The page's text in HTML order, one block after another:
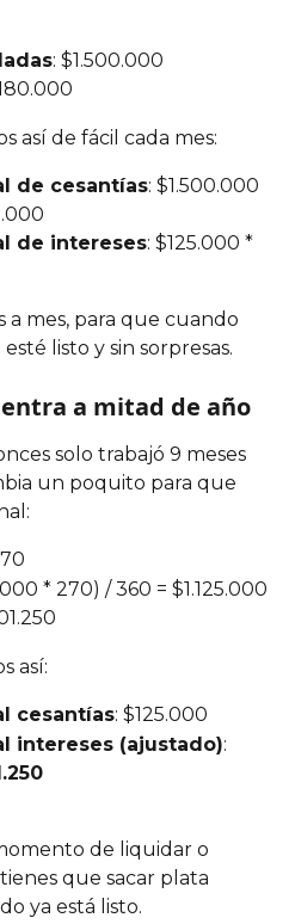
: $1.500.000
así de fácil cada mes:
de cesantías: $1.500.000
de intereses: $125.000 *
a mes, para que cuando
listo y sin sorpresas.
a mitad de año
solo trabajó 9 meses
un poquito para que
* 270) / 360 = $1.125.000
así:
cesantías: $125.000
intereses (ajustado):
de liquidar o
que sacar plata
ya está listo.